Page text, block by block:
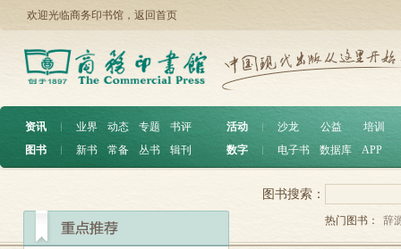
欢迎光临商务印书馆， 返回首页
资讯 ︱ 业界 动态 专题
书评
图书
︱ 新书 常备 丛书 辑刊
活动 沙龙 公益
培训
数字
电子书 数据库 APP
图书搜索：
热门图书： 辞